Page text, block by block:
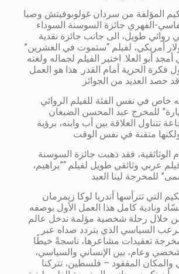
المؤلفة من سردان غولوبوفيتش وصبا
الفهري جائزة السوسنة السوداء
روائي طويل، الى جانب جائزة نقدية
ألف دولار أمريكي، لفيلم “ستموت في العشرين”
أبو العلا. اختير الفيلم لجماله ولغته
فكرة الحرية أمام القدر. هذا هو العمل
خاص في نفس الفئة للفيلم الروائي
للمخرج عبد المحسن الضبعان
العلاقة بين أب وابنه، برؤية
الوثائقية، فقد ذهبت جائزة السوسنة
عربي وثائقي طويل لفيلم “”براهيم،
التي تترأسها أندريا لوكا زيمرمان
ونادية كامل هذا العمل الأول بوصفه
خلال رحلة شخصية مؤلمة ندخل عالم
السياسي الذي يتردد صداه عبر
تعقيدات مشاعرها، ناسجةً خيطًا
وعام، بين الإنساني والسياسي،
والمكان المفقود – فلسطين، تتركنا